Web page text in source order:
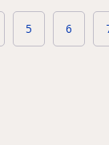
5 6